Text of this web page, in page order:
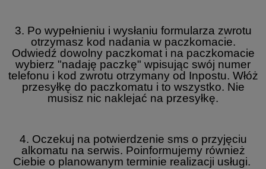
3. Po wypełnieniu i wysłaniu formularza zwrotu
otrzymasz kod nadania w paczkomacie.
Odwiedź dowolny paczkomat i na paczkomacie
wybierz "nadaję paczkę" wpisując swój numer
telefonu i kod zwrotu otrzymany od Inpostu. Włóż
przesyłkę do paczkomatu i to wszystko. Nie
musisz nic naklejać na przesyłkę.
4. Oczekuj na potwierdzenie sms o przyjęciu
alkomatu na serwis. Poinformujemy również
Ciebie o planowanym terminie realizacji usługi.